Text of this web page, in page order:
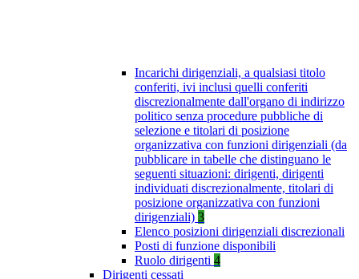
Incarichi dirigenziali, a qualsiasi titolo
conferiti, ivi inclusi quelli conferiti
discrezionalmente dall'organo di indirizzo
politico senza procedure pubbliche di
selezione e titolari di posizione
organizzativa con funzioni dirigenziali (da
pubblicare in tabelle che distinguano le
seguenti situazioni: dirigenti, dirigenti
individuati discrezionalmente, titolari di
posizione organizzativa con funzioni
dirigenziali) 3
Elenco posizioni dirigenziali discrezionali
Posti di funzione disponibili
Ruolo dirigenti 4
Dirigenti cessati